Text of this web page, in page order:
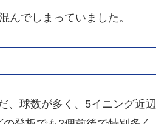
でしまっていました。
、球数が多く、5イニング近辺